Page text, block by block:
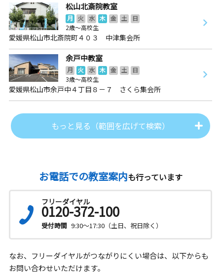
松山北斎院教室
月 火 水 木 金 土
日
2歳～高校生
愛媛県松山市北斎院町４０３ 中津集会所
余戸中教室
月 火 水 木 金 土
日
3歳～高校生
愛媛県松山市余戸中４丁目８－７ さくら集会所
もっと見る（範囲を広げて検索）
お電話での教室案内も行っています
フリーダイヤル
0120-372-100
受付時間 9:30～17:30（土日、祝日除く）
なお、フリーダイヤルがつながりにくい場合は、以下からも
お問い合わせいただけます。